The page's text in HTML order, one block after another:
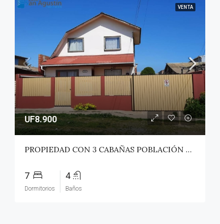
VENTA
UF8.900
PROPIEDAD CON 3 CABAÑAS POBLACIÓN ROSS – PICHILEMU
7
Dormitorios
4
Baños